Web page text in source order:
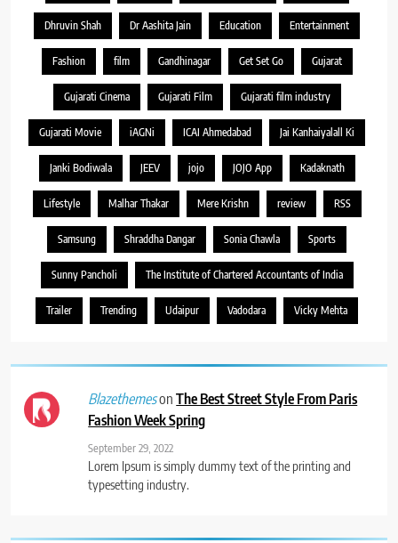
Dhruvin Shah Dr Aashita Jain Education Entertainment
Fashion film Gandhinagar Get Set Go Gujarat
Gujarati Cinema Gujarati Film Gujarati film industry
Gujarati Movie iAGNi ICAI Ahmedabad Jai Kanhaiyalall Ki
Janki Bodiwala JEEV jojo JOJO App Kadaknath
Lifestyle Malhar Thakar Mere Krishn review RSS
Samsung Shraddha Dangar Sonia Chawla Sports
Sunny Pancholi The Institute of Chartered Accountants of India
Trailer Trending Udaipur Vadodara Vicky Mehta
BlazethemesonThe Best Street Style From Paris
Fashion Week Spring
September 29, 2022
Lorem Ipsum is simply dummy text of the printing and
typesetting industry.